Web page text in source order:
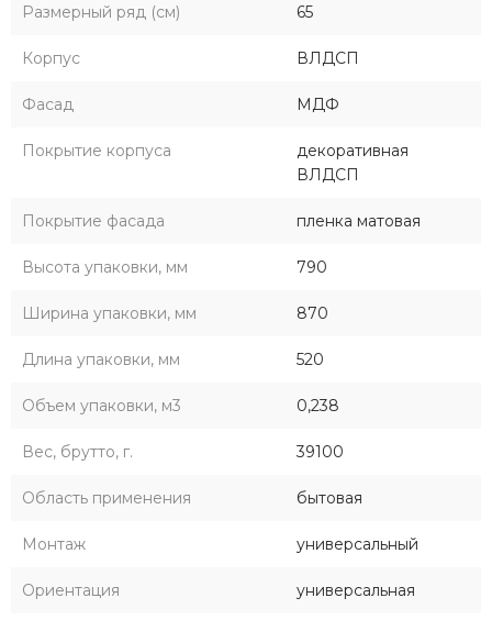
Размерный ряд (см) 65
Корпус ВЛДСП
Фасад МДФ
Покрытие корпуса
декоративная
ВЛДСП
Покрытие фасада пленка матовая
Высота упаковки, мм 790
Ширина упаковки, мм 870
Длина упаковки, мм 520
Объем упаковки, м3 0,238
Вес, брутто, г. 39100
Область применения бытовая
Монтаж универсальный
Ориентация универсальная